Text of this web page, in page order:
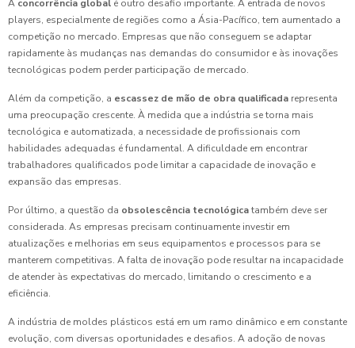
A concorrência global é outro desafio importante. A entrada de novos
players, especialmente de regiões como a Ásia-Pacífico, tem aumentado a
competição no mercado. Empresas que não conseguem se adaptar
rapidamente às mudanças nas demandas do consumidor e às inovações
tecnológicas podem perder participação de mercado.
Além da competição, a escassez de mão de obra qualificada representa
uma preocupação crescente. À medida que a indústria se torna mais
tecnológica e automatizada, a necessidade de profissionais com
habilidades adequadas é fundamental. A dificuldade em encontrar
trabalhadores qualificados pode limitar a capacidade de inovação e
expansão das empresas.
Por último, a questão da obsolescência tecnológicatambém deve ser
considerada. As empresas precisam continuamente investir em
atualizações e melhorias em seus equipamentos e processos para se
manterem competitivas. A falta de inovação pode resultar na incapacidade
de atender às expectativas do mercado, limitando o crescimento e a
eficiência.
A indústria de moldes plásticos está em um ramo dinâmico e em constante
evolução, com diversas oportunidades e desafios. A adoção de novas